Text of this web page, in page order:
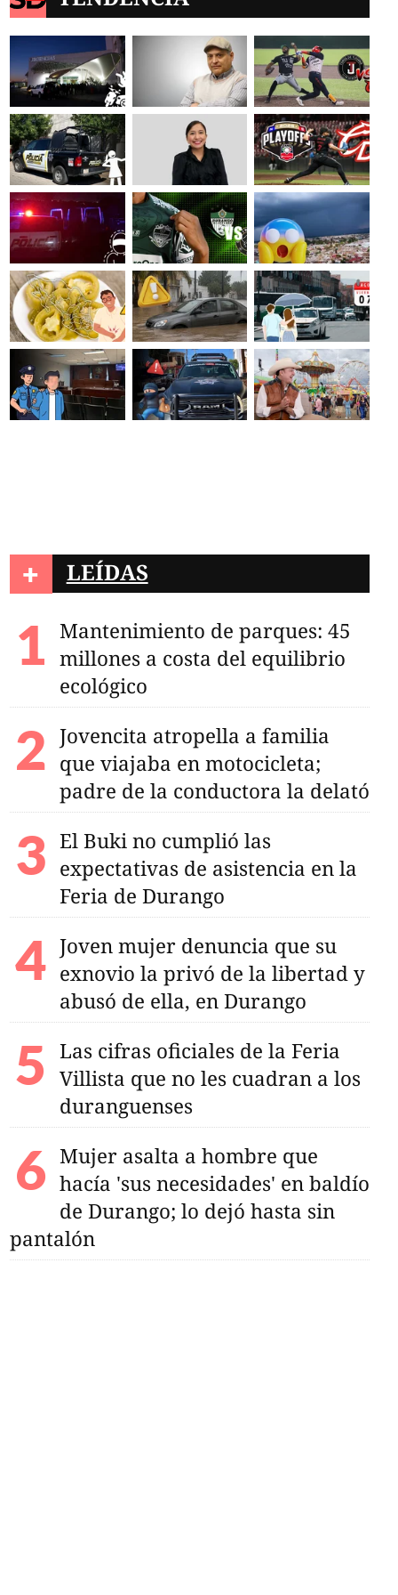
+ LEÍDAS
Mantenimiento de parques: 45
millones a costa del equilibrio
ecológico
Jovencita atropella a familia
que viajaba en motocicleta;
padre de la conductora la delató
El Buki no cumplió las
expectativas de asistencia en la
Feria de Durango
Joven mujer denuncia que su
exnovio la privó de la libertad y
abusó de ella, en Durango
Las cifras oficiales de la Feria
Villista que no les cuadran a los
duranguenses
Mujer asalta a hombre que
hacía 'sus necesidades' en baldío
de Durango; lo dejó hasta sin
pantalón